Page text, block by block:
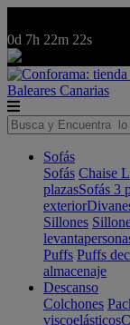
0d 7h 22m 22s
Baleares Canarias
Sofás
Sofás Chaise
plazasSofás 3
exterior
Sillones
Puffs Puffs
almacenaje
Descanso
Colchones
viscoelásticos